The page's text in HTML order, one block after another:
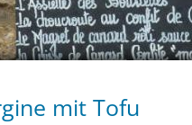
mit Tofu